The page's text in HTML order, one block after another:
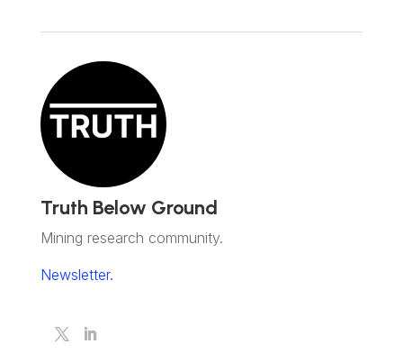
Truth Below Ground
Mining research community.
Newsletter.